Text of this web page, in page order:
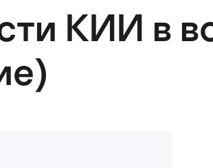
КИИ в